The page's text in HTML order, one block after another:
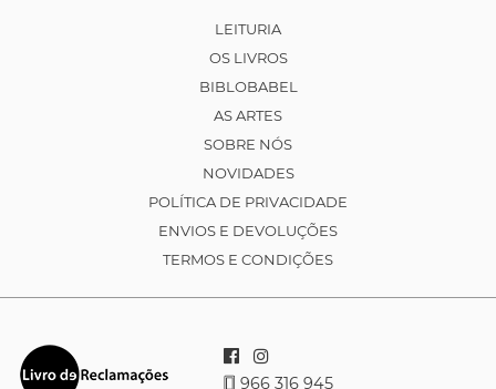
LEITURIA
OS LIVROS
BIBLOBABEL
AS ARTES
SOBRE NÓS
NOVIDADES
POLÍTICA DE PRIVACIDADE
ENVIOS E DEVOLUÇÕES
TERMOS E CONDIÇÕES
966 316 945